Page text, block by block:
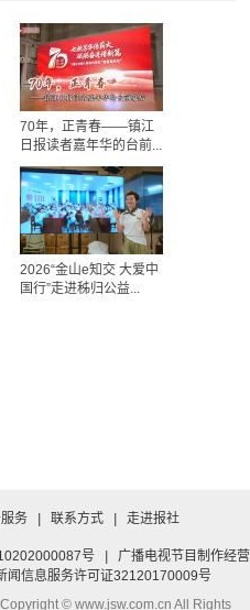
70年，正青春——镇江
日报读者嘉年华的台前...
2026“金山e知交 大爱中
国行”走进秭归公益...
务 | 联系方式 | 走进报社
号 |
广播电视节目制作经营
闻信息服务许可证32120170009号
© www.jsw.com.cn All Rights